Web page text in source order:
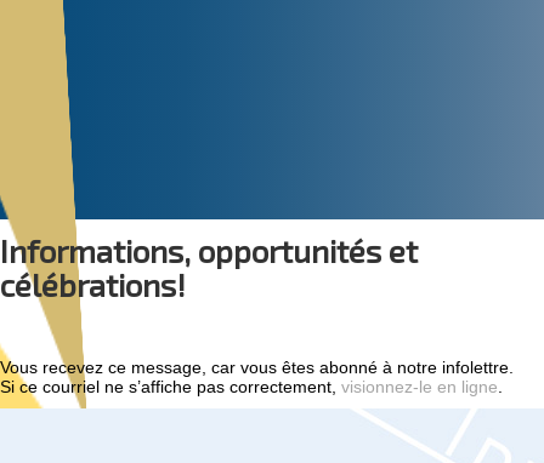
Informations, opportunités et
célébrations!